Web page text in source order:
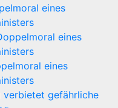
eines
eines
eines
verbietet gefährliche